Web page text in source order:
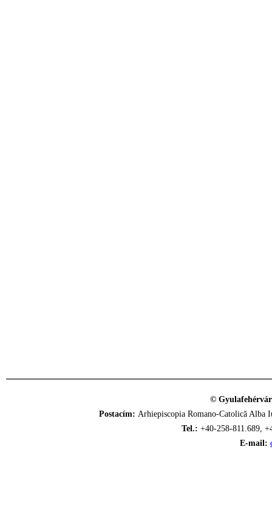
©
Postacím: Arhiepiscopia Romano-Catolică
Tel.: +40-258-811.689,
E-mail: